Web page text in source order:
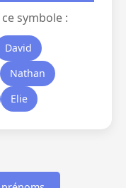
symbole :
David
Nathan
Elie